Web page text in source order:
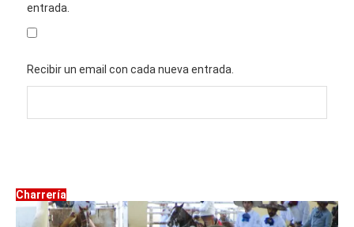
entrada.
Recibir un email con cada nueva entrada.
Charrería